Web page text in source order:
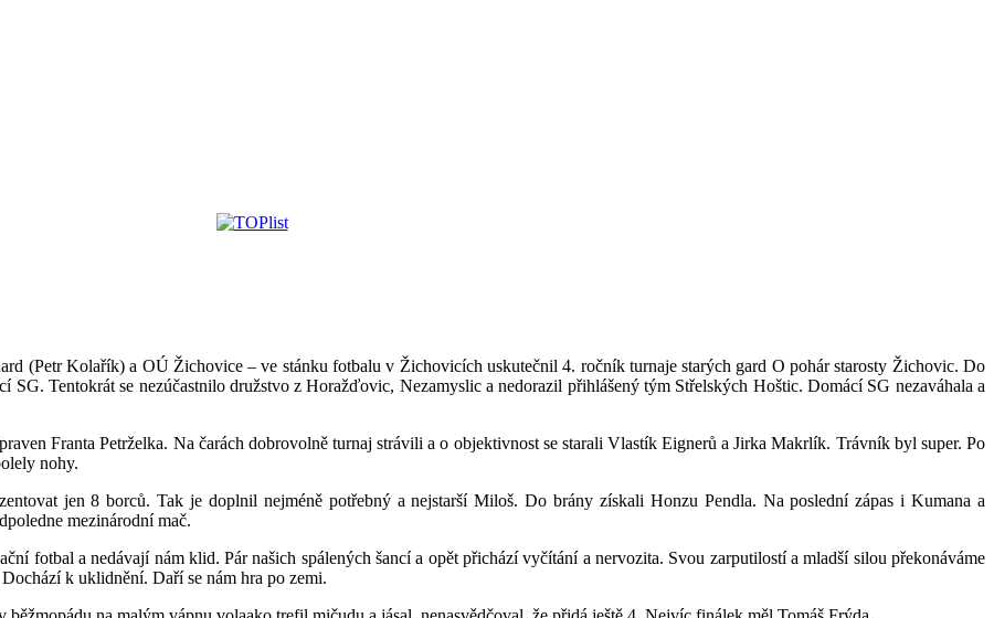
(Petr Kolařík) a OÚ Žichovice – ve stánku fotbalu v Žichovicích uskutečnil 4. ročník turnaje starých gard O pohár starosty Žichovic. Do
SG. Tentokrát se nezúčastnilo družstvo z Horažďovic, Nezamyslic a nedorazil přihlášený tým Střelských Hoštic. Domácí SG nezaváhala a
Franta Petrželka. Na čarách dobrovolně turnaj strávili a o objektivnost se starali Vlastík Eignerů a Jirka Makrlík. Trávník byl super. Po
nohy.
jen 8 borců. Tak je doplnil nejméně potřebný a nejstarší Miloš. Do brány získali Honzu Pendla. Na poslední zápas i Kumana a
mezinárodní mač.
fotbal a nedávají nám klid. Pár našich spálených šancí a opět přichází vyčítání a nervozita. Svou zarputilostí a mladší silou překonáváme
k uklidnění. Daří se nám hra po zemi.